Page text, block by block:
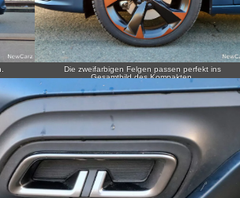
Die zweifarbigen Felgen passen perfekt ins
Gesamtbild des Kompakten.